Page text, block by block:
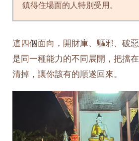
鎮得住場面的人特別受用。
這四個面向，開財庫、驅邪、破
是同一種能力的不同展開，把擋
清掉，讓你該有的順遂回來。